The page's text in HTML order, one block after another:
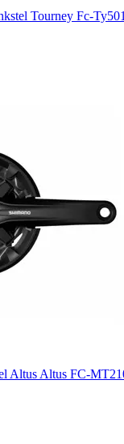
Tourney Fc-
Altus Altus FC-